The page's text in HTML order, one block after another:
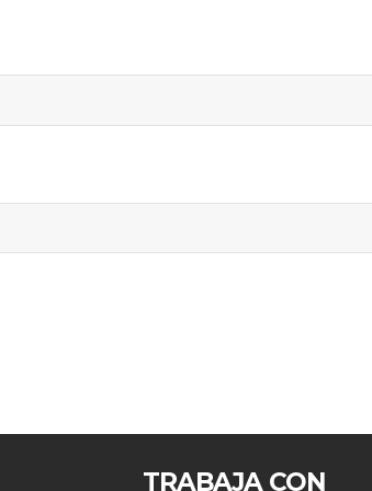
TRABAJA CON